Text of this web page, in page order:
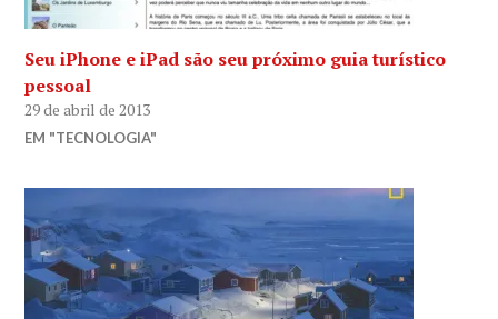
Seu iPhone e iPad são seu próximo guia turístico
pessoal
29 de abril de 2013
EM "TECNOLOGIA"